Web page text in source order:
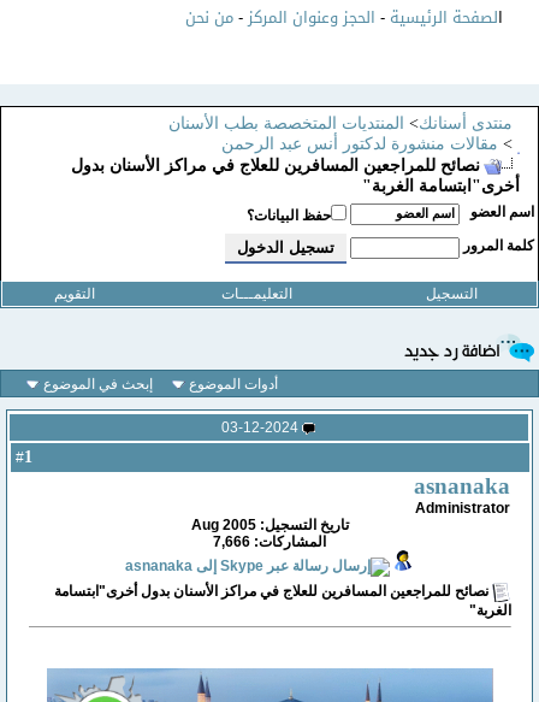
لصفحة الرئيسية-الحجز وعنوان المركز-من نحن
منتدى أسنانك>المنتديات المتخصصة بطب الأسنان
>مقالات منشورة لدكتور أنس عبد الرحمن
نصائح للمراجعين المسافرين للعلاج في مراكز الأسنان بدول
أخرى"ابتسامة الغربة"
اسم العضو
حفظ البيانات؟
كلمة المرور
التسجيل التعليمـــات التقويم
أدوات الموضوع إبحث في الموضوع
03-12-2024
asnanaka
Administrator
تاريخ التسجيل: Aug 2005
المشاركات: 7,666
نصائح للمراجعين المسافرين للعلاج في مراكز الأسنان بدول أخرى"ابتسامة
الغربة"